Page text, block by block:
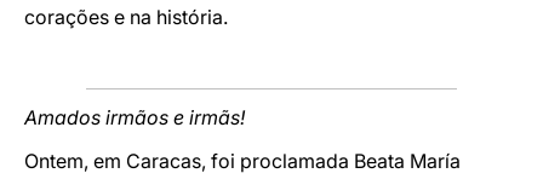
corações e na história.
Amados irmãos e irmãs!
Ontem, em Caracas, foi proclamada Beata María